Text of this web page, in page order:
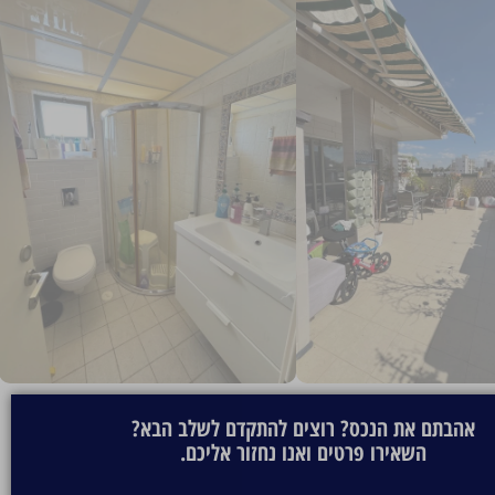
אהבתם את הנכס? רוצים להתקדם לשלב הבא?
השאירו פרטים ואנו נחזור אליכם.